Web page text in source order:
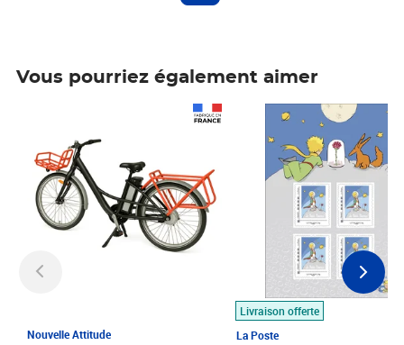
Vous pourriez également aimer
Nouvelle Attitude
Livraison offerte
La Poste
Prix 7,50€